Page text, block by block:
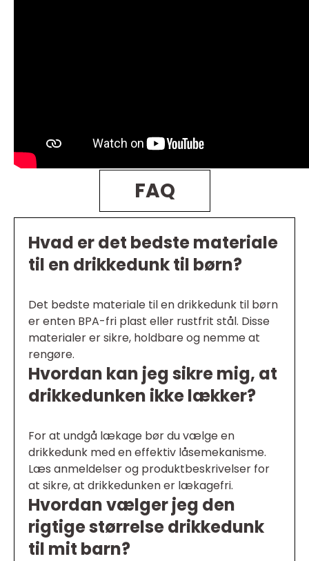
FAQ
Hvad er det bedste materiale
til en drikkedunk til børn?
Det bedste materiale til en drikkedunk til børn
er enten BPA-fri plast eller rustfrit stål. Disse
materialer er sikre, holdbare og nemme at
rengøre.
Hvordan kan jeg sikre mig, at
drikkedunken ikke lækker?
For at undgå lækage bør du vælge en
drikkedunk med en effektiv låsemekanisme.
Læs anmeldelser og produktbeskrivelser for
at sikre, at drikkedunken er lækagefri.
Hvordan vælger jeg den
rigtige størrelse drikkedunk
til mit barn?